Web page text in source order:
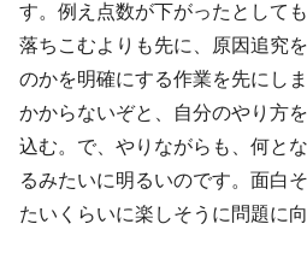
す。例え点数が下がったとして
落ちこむよりも先に、原因追究
のかを明確にする作業を先にし
かからないぞと、自分のやり方
込む。で、やりながらも、何と
るみたいに明るいのです。面白
たいくらいに楽しそうに問題に